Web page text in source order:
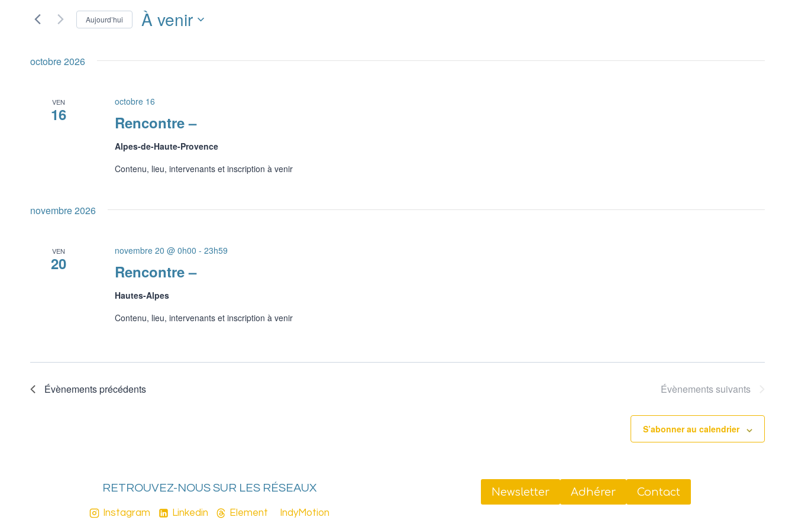
navigation
vues
Rechercher
Évènements
mot-
Aujourd’hui À venir
octobre 2026
VEN
16 Rencontre –
octobre 16
Alpes-de-Haute-Provence
Contenu, lieu, intervenants et inscription à venir
novembre 2026
VEN
20 Rencontre –
novembre 20 @ 0h00 -23h59
Hautes-Alpes
Contenu, lieu, intervenants et inscription à venir
Évènementsprécédents Évènementssuivants
S’abonner au calendrier
RETROUVEZ-NOUS SUR LES RÉSEAUX
Instagram Linkedin Element IndyMotion
Newsletter Adhérer Contact